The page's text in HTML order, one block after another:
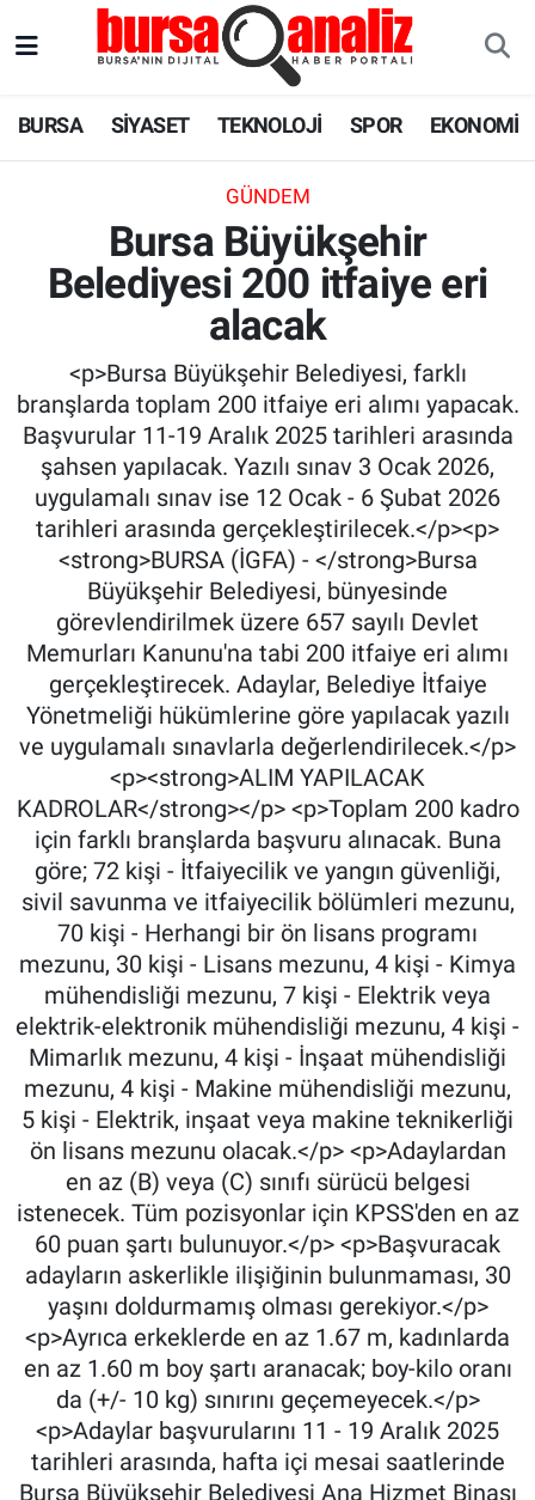
BURSA SİYASET TEKNOLOJİ SPOR EKONOMİ
GÜNDEM
Bursa Büyükşehir
Belediyesi 200 itfaiye eri
alacak
<p>Bursa Büyükşehir Belediyesi, farklı
branşlarda toplam 200 itfaiye eri alımı yapacak.
Başvurular 11-19 Aralık 2025 tarihleri arasında
şahsen yapılacak. Yazılı sınav 3 Ocak 2026,
uygulamalı sınav ise 12 Ocak - 6 Şubat 2026
tarihleri arasında gerçekleştirilecek.</p><p>
<strong>BURSA (İGFA) - </strong>Bursa
Büyükşehir Belediyesi, bünyesinde
görevlendirilmek üzere 657 sayılı Devlet
Memurları Kanunu'na tabi 200 itfaiye eri alımı
gerçekleştirecek. Adaylar, Belediye İtfaiye
Yönetmeliği hükümlerine göre yapılacak yazılı
ve uygulamalı sınavlarla değerlendirilecek.</p>
<p><strong>ALIM YAPILACAK
KADROLAR</strong></p> <p>Toplam 200 kadro
için farklı branşlarda başvuru alınacak. Buna
göre; 72 kişi - İtfaiyecilik ve yangın güvenliği,
sivil savunma ve itfaiyecilik bölümleri mezunu,
70 kişi - Herhangi bir ön lisans programı
mezunu, 30 kişi - Lisans mezunu, 4 kişi - Kimya
mühendisliği mezunu, 7 kişi - Elektrik veya
elektrik-elektronik mühendisliği mezunu, 4 kişi -
Mimarlık mezunu, 4 kişi - İnşaat mühendisliği
mezunu, 4 kişi - Makine mühendisliği mezunu,
5 kişi - Elektrik, inşaat veya makine teknikerliği
ön lisans mezunu olacak.</p> <p>Adaylardan
en az (B) veya (C) sınıfı sürücü belgesi
istenecek. Tüm pozisyonlar için KPSS'den en az
60 puan şartı bulunuyor.</p> <p>Başvuracak
adayların askerlikle ilişiğinin bulunmaması, 30
yaşını doldurmamış olması gerekiyor.</p>
<p>Ayrıca erkeklerde en az 1.67 m, kadınlarda
en az 1.60 m boy şartı aranacak; boy-kilo oranı
da (+/- 10 kg) sınırını geçemeyecek.</p>
<p>Adaylar başvurularını 11 - 19 Aralık 2025
tarihleri arasında, hafta içi mesai saatlerinde
Bursa Büyükşehir Belediyesi Ana Hizmet Binası
SPOR
SAĞLIK
ASTROLOJİ
BLOG
Süper Lig Puan Durumu ve Fikstür
Son Dakika Haberleri
Haber Arşivi